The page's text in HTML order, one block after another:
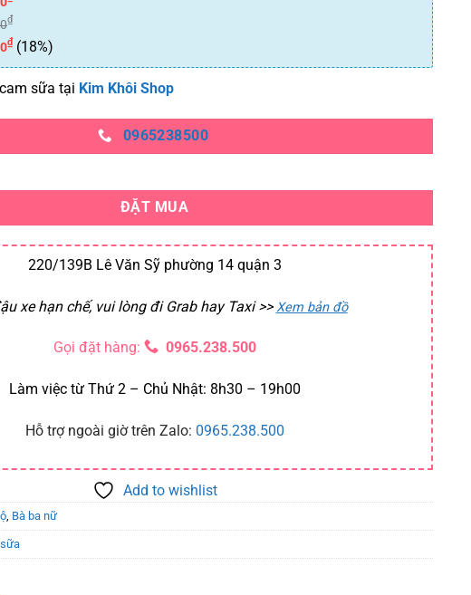
₫
₫ (18%)
sữa tại Kim Khôi Shop
0965238500
số lượng
ĐẶT MUA
220/139B Lê Văn Sỹ phường 14 quận 3
xe hạn chế, vui lòng đi Grab hay Taxi>>Xem bản đồ
Gọi đặt hàng: 0965.238.500
Làm việc từ Thứ 2 – Chủ Nhật: 8h30 – 19h00
Hỗ trợ ngoài giờ trên Zalo: 0965.238.500
Add to wishlist
Bà ba nữ